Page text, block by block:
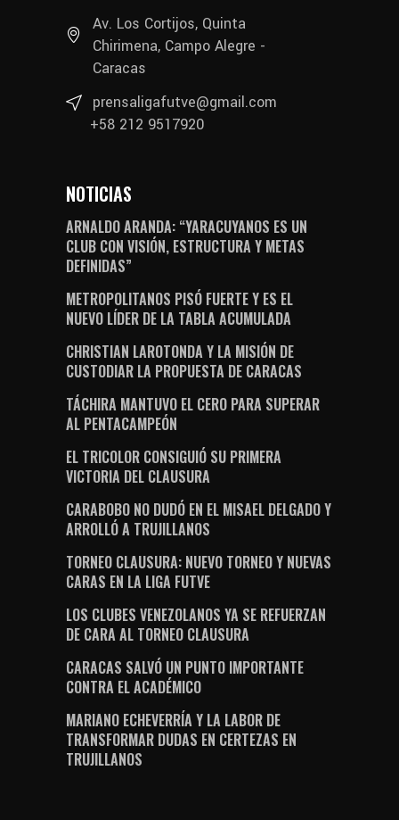
Av. Los Cortijos, Quinta
Chirimena, Campo Alegre -
Caracas
prensaligafutve@gmail.com
+58 212 9517920
NOTICIAS
ARNALDO ARANDA: “YARACUYANOS ES UN
CLUB CON VISIÓN, ESTRUCTURA Y METAS
DEFINIDAS”
METROPOLITANOS PISÓ FUERTE Y ES EL
NUEVO LÍDER DE LA TABLA ACUMULADA
CHRISTIAN LAROTONDA Y LA MISIÓN DE
CUSTODIAR LA PROPUESTA DE CARACAS
TÁCHIRA MANTUVO EL CERO PARA SUPERAR
AL PENTACAMPEÓN
EL TRICOLOR CONSIGUIÓ SU PRIMERA
VICTORIA DEL CLAUSURA
CARABOBO NO DUDÓ EN EL MISAEL DELGADO Y
ARROLLÓ A TRUJILLANOS
TORNEO CLAUSURA: NUEVO TORNEO Y NUEVAS
CARAS EN LA LIGA FUTVE
LOS CLUBES VENEZOLANOS YA SE REFUERZAN
DE CARA AL TORNEO CLAUSURA
CARACAS SALVÓ UN PUNTO IMPORTANTE
CONTRA EL ACADÉMICO
MARIANO ECHEVERRÍA Y LA LABOR DE
TRANSFORMAR DUDAS EN CERTEZAS EN
TRUJILLANOS